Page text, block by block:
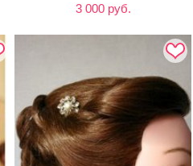
3 000 руб.